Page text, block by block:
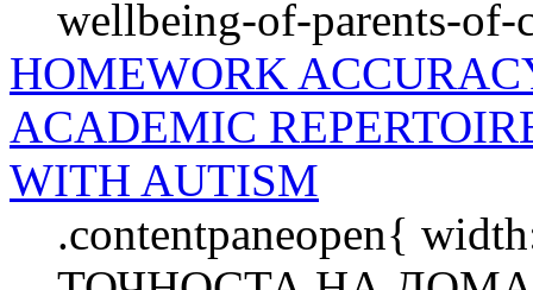
wellbeing-of-parents-of-
HOMEWORK
ACADEMIC
WITH AUTISM
.contentpaneopen{